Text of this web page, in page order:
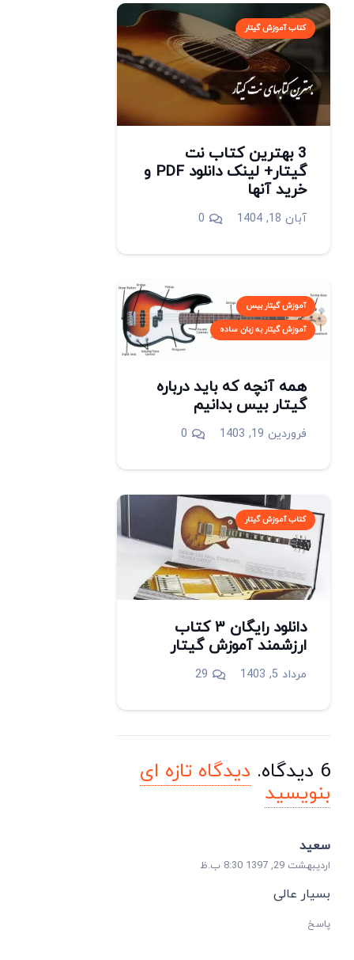
کتاب آموزش گیتار
3 بهترین کتاب نت
گیتار+ لینک دانلود PDF و
خرید آنها
آبان 18, 1404 0
آموزش گیتار بیس
آموزش گیتار به زبان ساده
همه آنچه که باید درباره
گیتار بیس بدانیم
فروردین 19, 1403 0
کتاب آموزش گیتار
دانلود رایگان ۳ کتاب
ارزشمند آموزش گیتار
مرداد 5, 1403 29دیدگاه
6 دیدگاه. دیدگاه تازه ای
بنویسید
سعید
اردیبهشت 29, 1397 8:30 ب.ظ
بسیار عالی
پاسخ